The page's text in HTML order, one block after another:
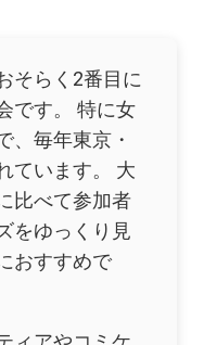
そらく2番目に
です。 特に女
、毎年東京・
ています。 大
比べて参加者
をゆっくり見
おすすめで